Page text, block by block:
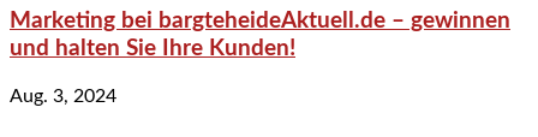
Marketing bei bargteheideAktuell.de – gewinnen
und halten Sie Ihre Kunden!
Aug. 3, 2024